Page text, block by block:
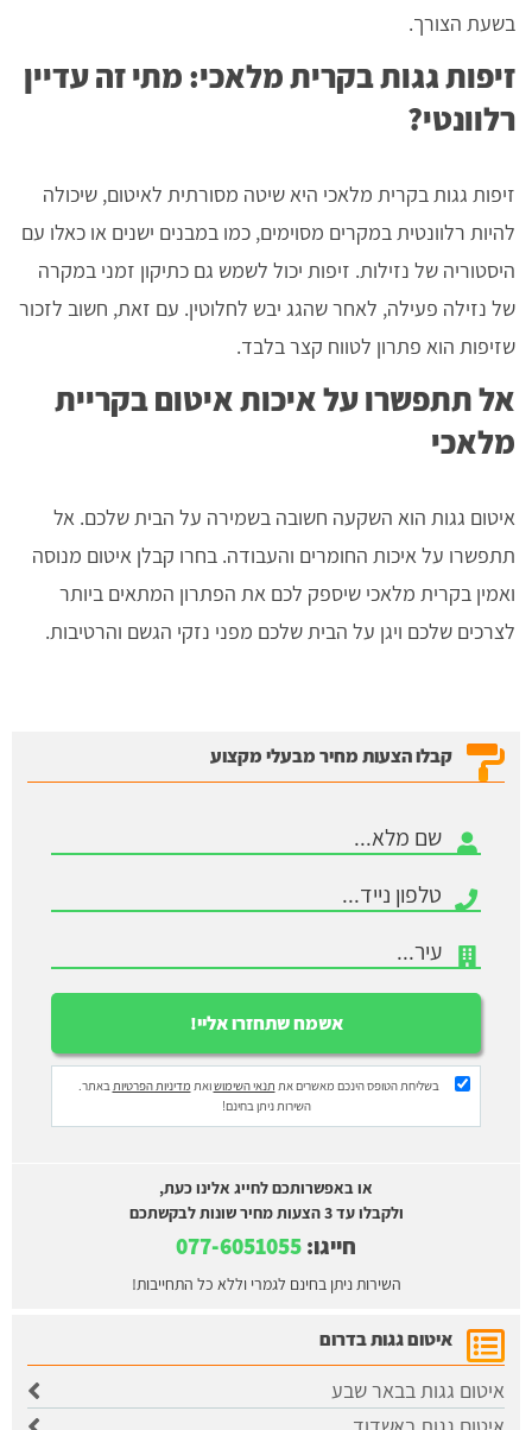
בשעת הצורך.
זיפות גגות בקרית מלאכי: מתי זה עדיין
רלוונטי?
זיפות גגות בקרית מלאכי היא שיטה מסורתית לאיטום, שיכולה
להיות רלוונטית במקרים מסוימים, כמו במבנים ישנים או כאלו עם
היסטוריה של נזילות. זיפות יכול לשמש גם כתיקון זמני במקרה
של נזילה פעילה, לאחר שהגג יבש לחלוטין. עם זאת, חשוב לזכור
שזיפות הוא פתרון לטווח קצר בלבד.
אל תתפשרו על איכות איטום בקריית
מלאכי
איטום גגות הוא השקעה חשובה בשמירה על הבית שלכם. אל
תתפשרו על איכות החומרים והעבודה. בחרו קבלן איטום מנוסה
ואמין בקרית מלאכי שיספק לכם את הפתרון המתאים ביותר
לצרכים שלכם ויגן על הבית שלכם מפני נזקי הגשם והרטיבות.
קבלו הצעות מחיר מבעלי מקצוע
בשליחת הטופס הינכם מאשרים את תנאי השימושואת מדיניות הפרטיות באתר.
השירות ניתן בחינם!
או באפשרותכם לחייג אלינו כעת,
ולקבלו עד 3 הצעות מחיר שונות לבקשתכם
חייגו:
השירות ניתן בחינם לגמרי וללא כל התחייבות!
איטום גגות בדרום
איטום גגות בבאר שבע